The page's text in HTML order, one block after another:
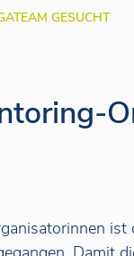
GESUCHT